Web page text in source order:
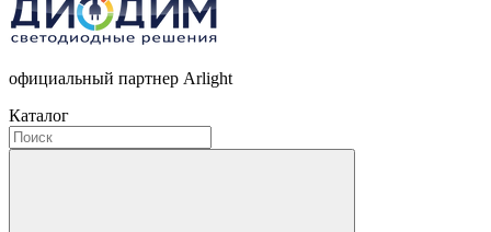
официальный партнер Arlight
Каталог